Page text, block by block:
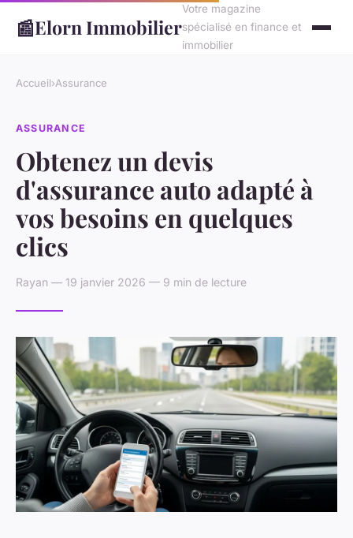
📰Elorn Immobilier
Votre magazine
spécialisé en finance et
immobilier
Accueil›Assurance
ASSURANCE
Obtenez un devis
d'assurance auto adapté à
vos besoins en quelques
clics
Rayan — 19 janvier 2026 — 9 min de lecture